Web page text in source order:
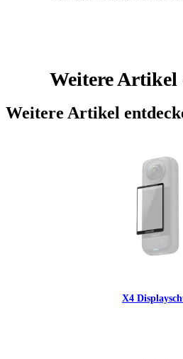
Weitere Artikel
Weitere Artikel
X4